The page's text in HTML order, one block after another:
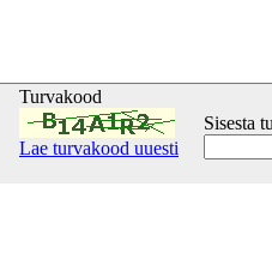
Turvakood
Lae turvakood uuesti
Sisesta